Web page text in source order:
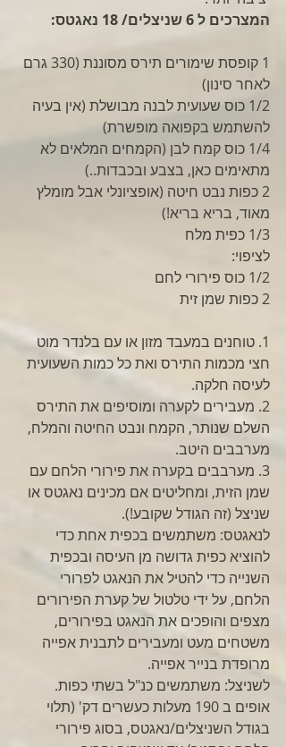
המצרכים ל 6 שניצלים/ 18 נאגטס:
1 קופסת שימורים תירס מסוננת (330 גרם
לאחר סינון)
1/2 כוס שעועית לבנה מבושלת (אין בעיה
להשתמש בקפואה מופשרת)
1/4 כוס קמח לבן (הקמחים המלאים לא
מתאימים כאן, בצבע ובכבדות..)
2 כפות נבט חיטה (אופציונלי אבל מומלץ
מאוד, בריא בריא!)
1/3 כפית מלח
לציפוי:
1/2 כוס פירורי לחם
2 כפות שמן זית
1. טוחנים במעבד מזון או עם בלנדר מוט
חצי מכמות התירס ואת כל כמות השעועית
לעיסה חלקה.
2. מעבירים לקערה ומוסיפים את התירס
השלם שנותר, הקמח ונבט החיטה והמלח,
מערבבים היטב.
3. מערבבים בקערה את פירורי הלחם עם
שמן הזית, ומחליטים אם מכינים נאגטס או
שניצל (זה הגודל שקובע!).
לנאגטס: משתמשים בכפית אחת כדי
להוציא כפית גדושה מן העיסה ובכפית
השנייה כדי להטיל את הנאגט לפרורי
הלחם, על ידי טלטול של קערת הפירורים
מצפים והופכים את הנאגט בפירורים,
משטחים מעט ומעבירים לתבנית אפייה
מרופדת בנייר אפייה.
לשניצל: משתמשים כנ"ל בשתי כפות.
אופים ב 190 מעלות כעשרים דק' (תלוי
בגודל השניצלים/נאגטס, בסוג פירורי